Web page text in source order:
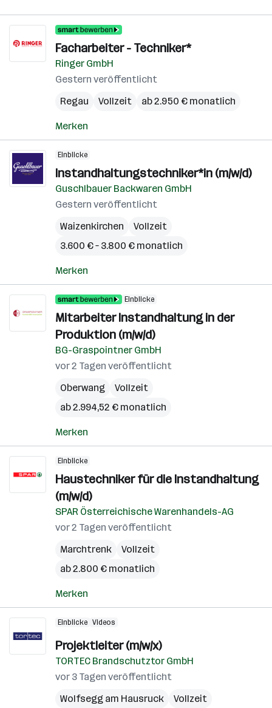
Facharbeiter - Techniker*
Ringer GmbH
Gestern veröffentlicht
Regau
Vollzeit ab 2.950 € monatlich
Merken
Einblicke
Instandhaltungstechniker*in (m/w/d)
Guschlbauer Backwaren GmbH
Gestern veröffentlicht
Waizenkirchen
Vollzeit
3.600 € – 3.800 € monatlich
Merken
Einblicke
Mitarbeiter Instandhaltung in der
Produktion (m/w/d)
BG-Graspointner GmbH
vor 2 Tagen veröffentlicht
Oberwang
Vollzeit
ab 2.994,52 € monatlich
Merken
Einblicke
Haustechniker für die Instandhaltung
(m/w/d)
SPAR Österreichische Warenhandels-AG
vor 2 Tagen veröffentlicht
Marchtrenk
Vollzeit
ab 2.800 € monatlich
Merken
Einblicke Videos
Projektleiter (m/w/x)
TORTEC Brandschutztor GmbH
vor 3 Tagen veröffentlicht
Wolfsegg am Hausruck
Vollzeit